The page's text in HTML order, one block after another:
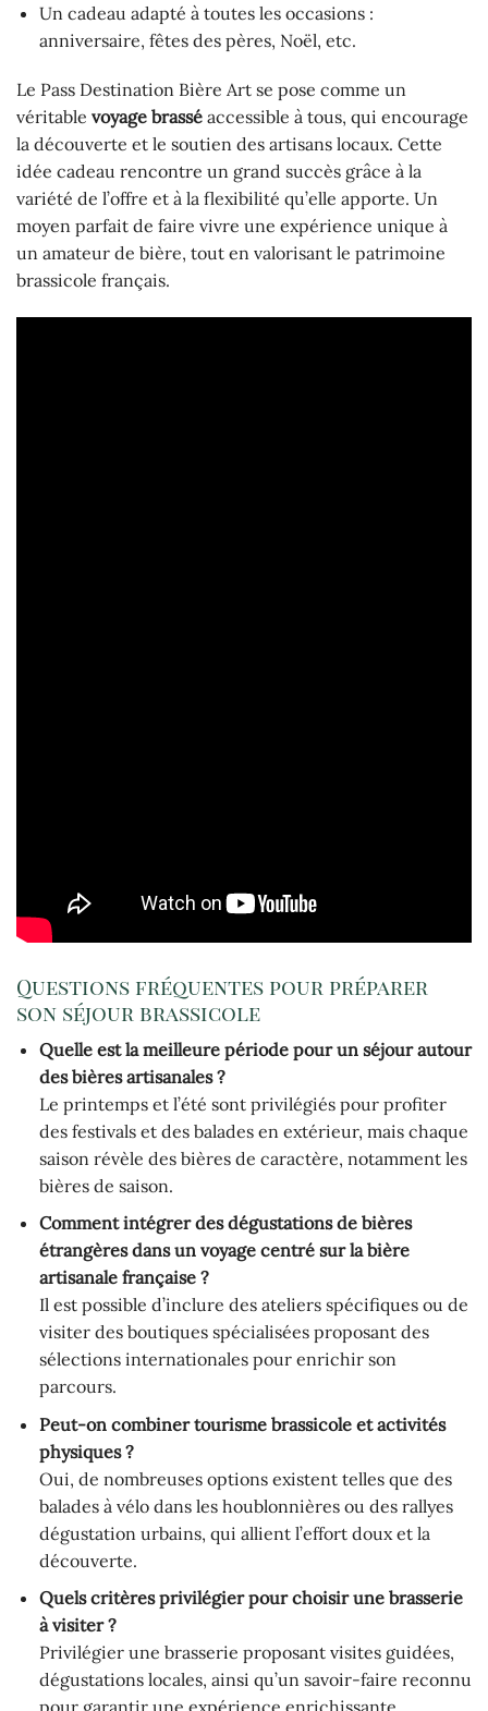
Un cadeau adapté à toutes les occasions :
anniversaire, fêtes des pères, Noël, etc.
Le Pass Destination Bière Art se pose comme un
véritable voyage brassé accessible à tous, qui encourage
la découverte et le soutien des artisans locaux. Cette
idée cadeau rencontre un grand succès grâce à la
variété de l’offre et à la flexibilité qu’elle apporte. Un
moyen parfait de faire vivre une expérience unique à
un amateur de bière, tout en valorisant le patrimoine
brassicole français.
Questions fréquentes pour préparer
son séjour brassicole
Quelle est la meilleure période pour un séjour autour
des bières artisanales ?
Le printemps et l’été sont privilégiés pour profiter
des festivals et des balades en extérieur, mais chaque
saison révèle des bières de caractère, notamment les
bières de saison.
Comment intégrer des dégustations de bières
étrangères dans un voyage centré sur la bière
artisanale française ?
Il est possible d’inclure des ateliers spécifiques ou de
visiter des boutiques spécialisées proposant des
sélections internationales pour enrichir son
parcours.
Peut-on combiner tourisme brassicole et activités
physiques ?
Oui, de nombreuses options existent telles que des
balades à vélo dans les houblonnières ou des rallyes
dégustation urbains, qui allient l’effort doux et la
découverte.
Quels critères privilégier pour choisir une brasserie
à visiter ?
Privilégier une brasserie proposant visites guidées,
dégustations locales, ainsi qu’un savoir-faire reconnu